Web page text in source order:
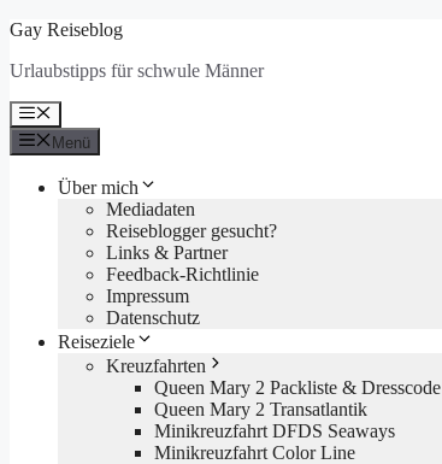
Zum
springen
Gay Reiseblog
Urlaubstipps für schwule Männer
Menü
Menü
Über mich
Mediadaten
Reiseblogger gesucht?
Links & Partner
Feedback-Richtlinie
Impressum
Datenschutz
Reiseziele
Kreuzfahrten
Queen Mary 2 Packliste & Dresscode
Queen Mary 2 Transatlantik
Minikreuzfahrt DFDS Seaways
Minikreuzfahrt Color Line